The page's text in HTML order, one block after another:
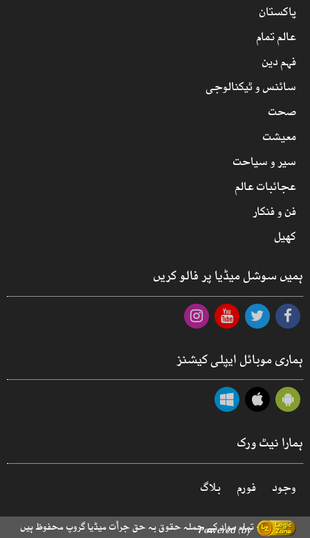
پاکستان
عالم تمام
فہم دین
سائنس و ٹیکنالوجی
صحت
معیشت
سیر و سیاحت
عجائبات عالم
فن و فنکار
کھیل
ہمیں سوشل میڈیا پر فالو کریں
ہماری موبائل ایپلی کیشنز
ہمارا نیٹ ورک
وجود فورم بلاگ
Powered by © 2026 - تمام مواد کے جملہ حقوق بہ حق جرأت میڈیا گروپ محفوظ ہیں